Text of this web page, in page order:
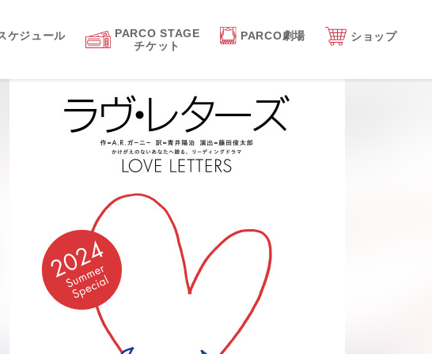
ケジュール
PARCO STAGE
チケット
PARCO劇場 ショップ